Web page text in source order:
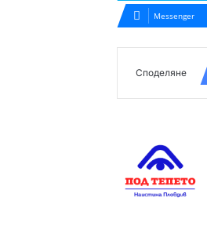
Messenger
Споделяне